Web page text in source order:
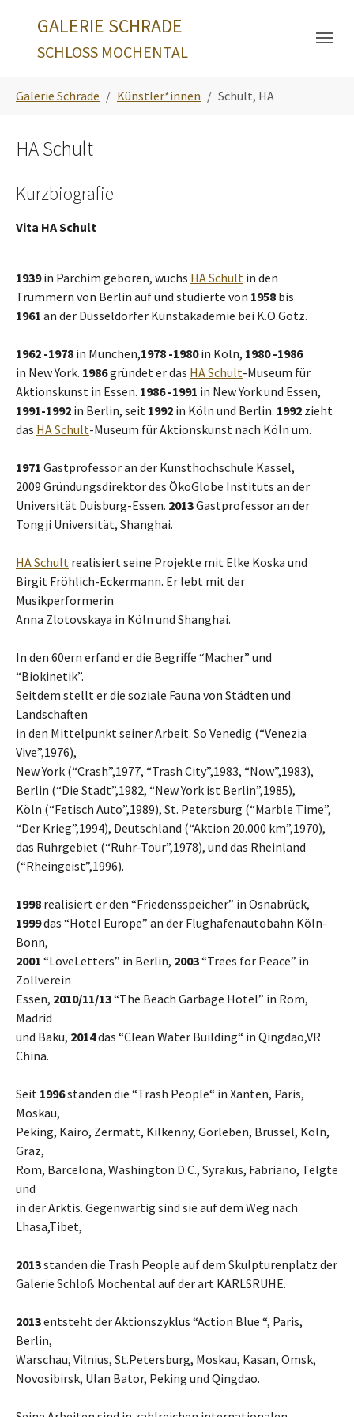
GALERIE SCHRADE
SCHLOSS MOCHENTAL
Galerie Schrade Künstler*innen Schult, HA
HA Schult
Kurzbiografie
Vita HA Schult
1939in Parchim geboren, wuchs HA Schult in den
Trümmern von Berlin auf und studierte von 1958 bis
1961 an der Düsseldorfer Kunstakademie bei K.O.Götz.
1962 -1978 in München,1978 -1980in Köln, 1980 -1986
in New York. 1986gründet er das HA Schult-Museum für
Aktionskunst in Essen. 1986 -1991 in New York und Essen,
1991-1992 in Berlin, seit 1992 in Köln und Berlin. 1992 zieht
das HA Schult-Museum für Aktionskunst nach Köln um.
1971 Gastprofessor an der Kunsthochschule Kassel,
2009 Gründungsdirektor des ÖkoGlobe Instituts an der
Universität Duisburg-Essen. 2013Gastprofessor an der
Tongji Universität, Shanghai.
HA Schult realisiert seine Projekte mit Elke Koska und
Birgit Fröhlich-Eckermann. Er lebt mit der
Musikperformerin
Anna Zlotovskaya in Köln und Shanghai.
In den 60ern erfand er die Begriffe “Macher” und
“Biokinetik”.
Seitdem stellt er die soziale Fauna von Städten und
Landschaften
in den Mittelpunkt seiner Arbeit. So Venedig (“Venezia
Vive”,1976),
New York (“Crash”,1977, “Trash City”,1983, “Now”,1983),
Berlin (“Die Stadt”,1982, “New York ist Berlin”,1985),
Köln (“Fetisch Auto”,1989), St. Petersburg (“Marble Time”,
“Der Krieg”,1994), Deutschland (“Aktion 20.000 km”,1970),
das Ruhrgebiet (“Ruhr-Tour”,1978), und das Rheinland
(“Rheingeist”,1996).
1998 realisiert er den “Friedensspeicher” in Osnabrück,
1999das “Hotel Europe” an der Flughafenautobahn Köln-
Bonn,
2001 “LoveLetters” in Berlin, 2003“Trees for Peace” in
Zollverein
Essen, 2010/11/13“The Beach Garbage Hotel” in Rom,
Madrid
und Baku, 2014das “Clean Water Building“ in Qingdao,VR
China.
Seit 1996standen die “Trash People“ in Xanten, Paris,
Moskau,
Peking, Kairo, Zermatt, Kilkenny, Gorleben, Brüssel, Köln,
Graz,
Rom, Barcelona, Washington D.C., Syrakus, Fabriano, Telgte
und
in der Arktis. Gegenwärtig sind sie auf dem Weg nach
Lhasa,Tibet,
2013standen die Trash People auf dem Skulpturenplatz der
Galerie Schloß Mochental auf der art KARLSRUHE.
2013entsteht der Aktionszyklus “Action Blue “, Paris,
Berlin,
Warschau, Vilnius, St.Petersburg, Moskau, Kasan, Omsk,
Novosibirsk, Ulan Bator, Peking und Qingdao.